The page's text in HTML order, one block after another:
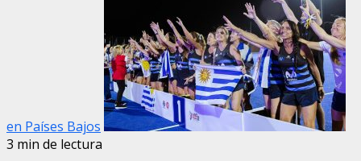
en Países Bajos
3 min de lectura